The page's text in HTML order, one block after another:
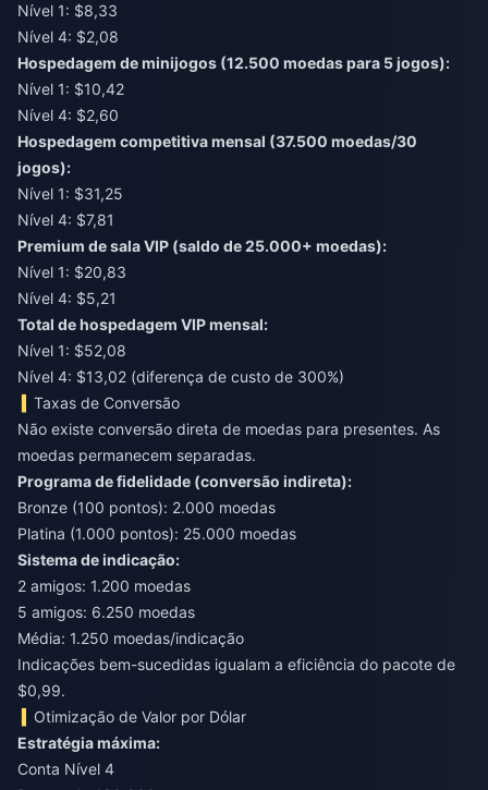
Nível 1: $8,33
Nível 4: $2,08
Hospedagem de minijogos (12.500 moedas para 5 jogos):
Nível 1: $10,42
Nível 4: $2,60
Hospedagem competitiva mensal (37.500 moedas/30
jogos):
Nível 1: $31,25
Nível 4: $7,81
Premium de sala VIP (saldo de 25.000+ moedas):
Nível 1: $20,83
Nível 4: $5,21
Total de hospedagem VIP mensal:
Nível 1: $52,08
Nível 4: $13,02 (diferença de custo de 300%)
Taxas de Conversão
Não existe conversão direta de moedas para presentes. As
moedas permanecem separadas.
Programa de fidelidade (conversão indireta):
Bronze (100 pontos): 2.000 moedas
Platina (1.000 pontos): 25.000 moedas
Sistema de indicação:
2 amigos: 1.200 moedas
5 amigos: 6.250 moedas
Média: 1.250 moedas/indicação
Indicações bem-sucedidas igualam a eficiência do pacote de
$0,99.
Otimização de Valor por Dólar
Estratégia máxima:
Conta Nível 4